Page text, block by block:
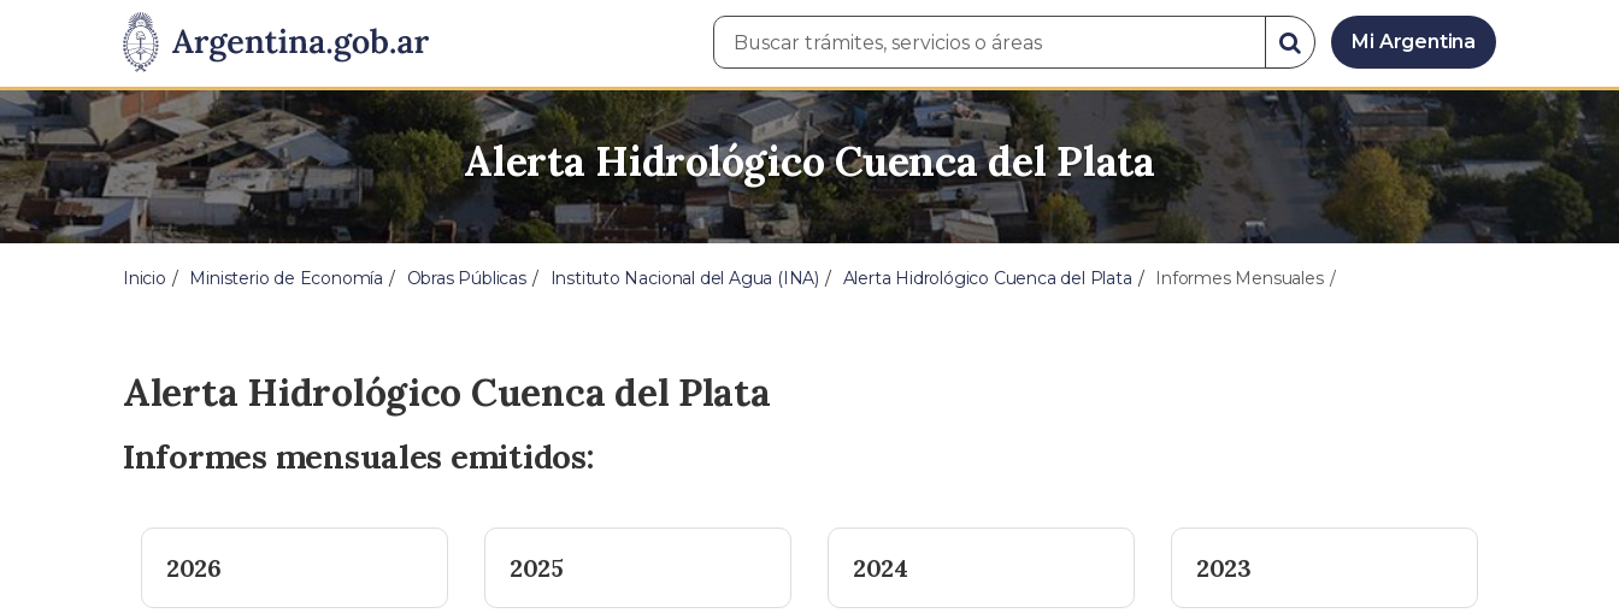
Mi Argentina
Buscar
en
sitio
Buscar
en
el
sitio
Alerta Hidrológico Cuenca del Plata
Inicio Ministerio de Economía Obras Públicas Instituto Nacional del Agua (INA) Alerta Hidrológico Cuenca del Plata Informes Mensuales
Alerta Hidrológico Cuenca del Plata
Informes mensuales emitidos:
2026 2025 2024 2023